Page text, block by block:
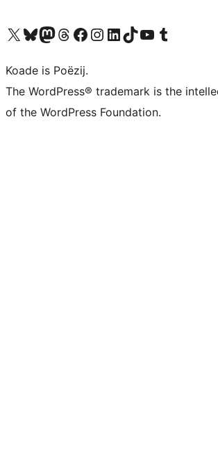
Visit our X (formerly Twitter) account
Visit our Bluesky account
Visit our Mastodon account
Visit our Threads account
Besykje ús Facebook sideBesykje ús Instagram-akkount
Besykje ús LinkedIn akkount
Visit our TikTok account
Visit our YouTube channel
Visit our Tumblr account
Koade is Poëzij.
The WordPress® trademark is the
of the WordPress Foundation.